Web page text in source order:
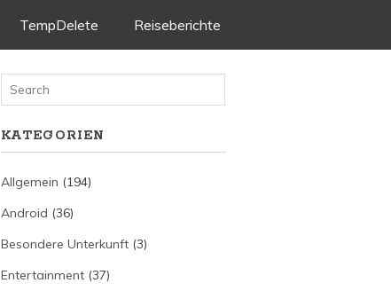
TempDelete Reiseberichte
KATEGORIEN
Allgemein (194)
Android (36)
Besondere Unterkunft(3)
Entertainment(37)